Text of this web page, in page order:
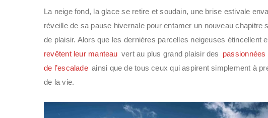
La neige fond, la glace se retire et soudain, une brise estivale
réveille de sa pause hivernale pour entamer un nouveau chapitre
de plaisir. Alors que les dernières parcelles neigeuses étincellent
revêtent leur manteau vert au plus grand plaisir des passionnées
de l’escalade ainsi que de tous ceux qui aspirent simplement à
de la vie.